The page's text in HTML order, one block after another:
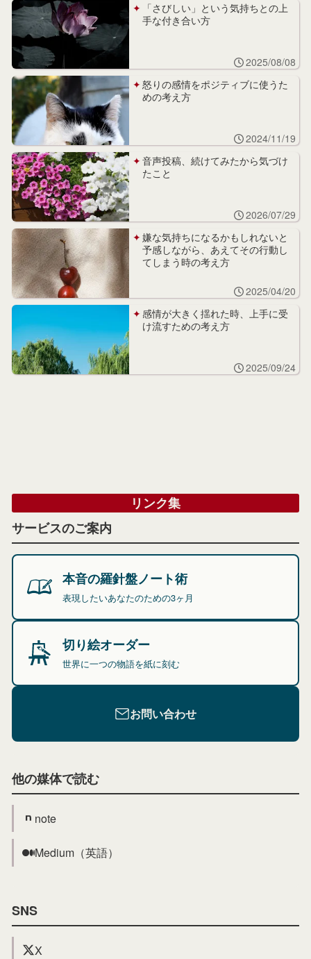
「さびしい」という気持ちとの上
手な付き合い方
2025/08/08
怒りの感情をポジティブに使うた
めの考え方
2024/11/19
音声投稿、続けてみたから気づけ
たこと
2026/07/29
嫌な気持ちになるかもしれないと
予感しながら、あえてその行動し
てしまう時の考え方
2025/04/20
感情が大きく揺れた時、上手に受
け流すための考え方
2025/09/24
リンク集
サービスのご案内
本音の羅針盤ノート術
表現したいあなたのための3ヶ月
切り絵オーダー
世界に一つの物語を紙に刻む
お問い合わせ
他の媒体で読む
note
Medium（英語）
SNS
X